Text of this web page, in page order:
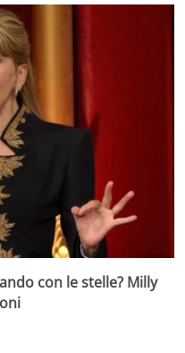
con le stelle? Milly